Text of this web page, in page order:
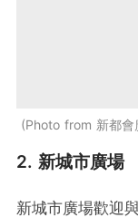
Photo from 新都會
2. 新城市廣場
新城市廣場歡迎